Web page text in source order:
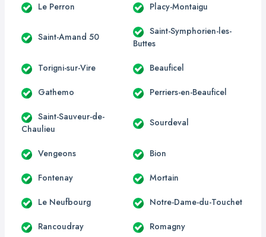
Le Perron Placy-Montaigu
Saint-Amand 50
Saint-Symphorien-les-
Buttes
Torigni-sur-Vire Beauficel
Gathemo Perriers-en-Beauficel
Saint-Sauveur-de-
Chaulieu
Sourdeval
Vengeons Bion
Fontenay Mortain
Le Neufbourg Notre-Dame-du-Touchet
Rancoudray Romagny